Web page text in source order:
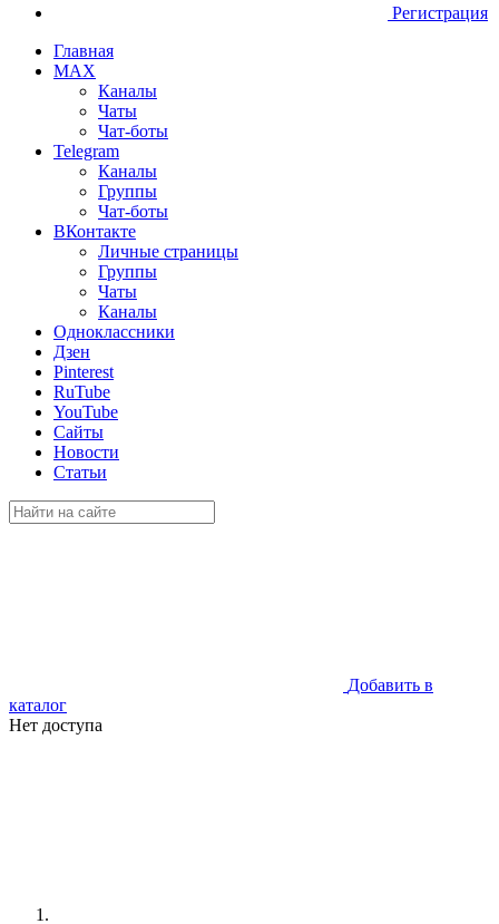
Регистрация
Главная
MAX
Каналы
Чаты
Чат-боты
Telegram
Каналы
Группы
Чат-боты
ВКонтакте
Личные страницы
Группы
Чаты
Каналы
Одноклассники
Дзен
Pinterest
RuTube
YouTube
Сайты
Новости
Статьи
Добавить в
каталог
Нет доступа